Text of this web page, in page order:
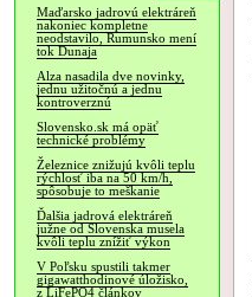
Maďarsko jadrovú elektráreň
nakoniec kompletne
neodstavilo, Rumunsko mení
tok Dunaja
Alza nasadila dve novinky,
jednu užitočnú a jednu
kontroverznú
Slovensko.sk má opäť
technické problémy
Železnice znižujú kvôli teplu
rýchlosť iba na 50 km/h,
spôsobuje to meškanie
Ďalšia jadrová elektráreň
južne od Slovenska musela
kvôli teplu znížiť výkon
V Poľsku spustili takmer
gigawatthodinové úložisko,
z LiFePO4 článkov